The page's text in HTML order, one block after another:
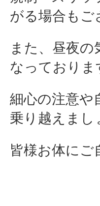
がる場合もご
また、昼夜
なっておりま
細心の注意や
乗り越えまし
皆様お体にご